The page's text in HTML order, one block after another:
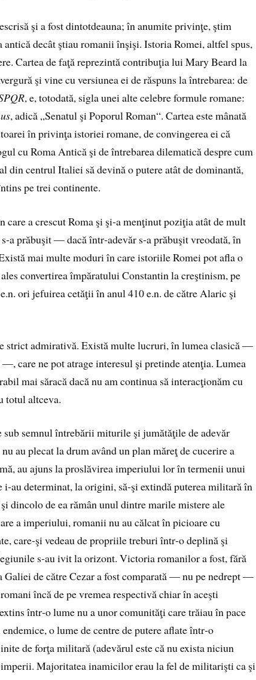
şi a fost dintotdeauna; în anumite privinţe, ştim
antică decât ştiau romanii înşişi. Istoria Romei, altfel spus,
Cartea de faţă repre­zintă contribuţia lui Mary Beard la
şi vine cu versiunea ei de răspuns la întrebarea: de
, e, totodată, sigla unei alte celebre formule romane:
, adică „Senatul şi Poporul Roman“. Cartea este mânată
în privinţa istoriei romane, de convingerea ei că
cu Roma Antică şi de întrebarea dilematică despre cum
din centrul Italiei să devină o putere atât de dominantă,
pe trei continente.
care a crescut Roma şi şi‑a menţinut pozi­ţia atât de mult
prăbuşit — dacă într‑ade­văr s‑a prăbuşit vreodată, în
mai multe moduri în care istoriile Romei pot afla o
convertirea împăratului Constantin la creştinism, pe
ori jefuirea cetăţii în anul 410 e.n. de către Alaric şi
strict admirativă. Există multe lucruri, în lumea clasică —
care ne pot atrage intere­sul şi pretinde atenţia. Lumea
mai săracă dacă nu am continua să interacţionăm cu
totul altceva.
sub semnul întrebării miturile şi jumătăţile de adevăr
au plecat la drum având un plan măreţ de cucerire a
au ajuns la proslăvirea imperiului lor în termenii unui
determinat, la origini, să‑şi extindă puterea militară în
dincolo de ea rămân unul dintre marile mistere ale
a imperiului, romanii nu au călcat în picioare cu
care‑şi vedeau de propriile treburi într‑o deplină şi
s‑au ivit la orizont. Victoria romanilor a fost, fără
Galiei de către Cezar a fost comparată — nu pe nedrept —
încă de pe vremea respectivă chiar în aceşti
într‑o lume nu a unor comunităţi care trăiau în pace
o lume de centre de putere aflate într‑o
de forţa militară (adevărul este că nu exista niciun
Majoritatea inamicilor erau la fel de militarişti ca şi